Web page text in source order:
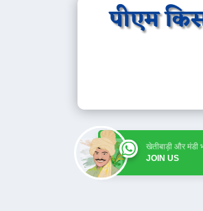
पीएम
खेतीबाड़ी और मंडी
JOIN US